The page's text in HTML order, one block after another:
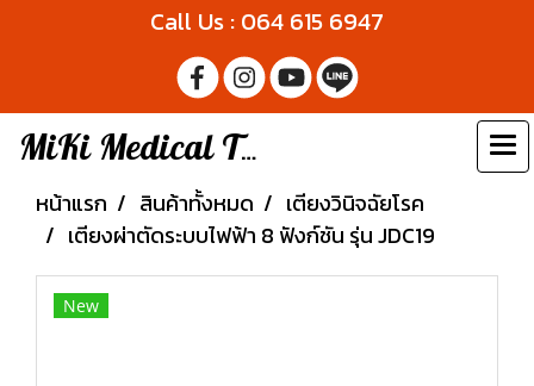
Call Us : 064 615 6947
MiKi Medical Thailand
หน้าแรก สินค้าทั้งหมด
เตียงวินิจฉัยโรค
เตียงผ่าตัดระบบไฟฟ้า 8 ฟังก์ชัน รุ่น JDC19
New